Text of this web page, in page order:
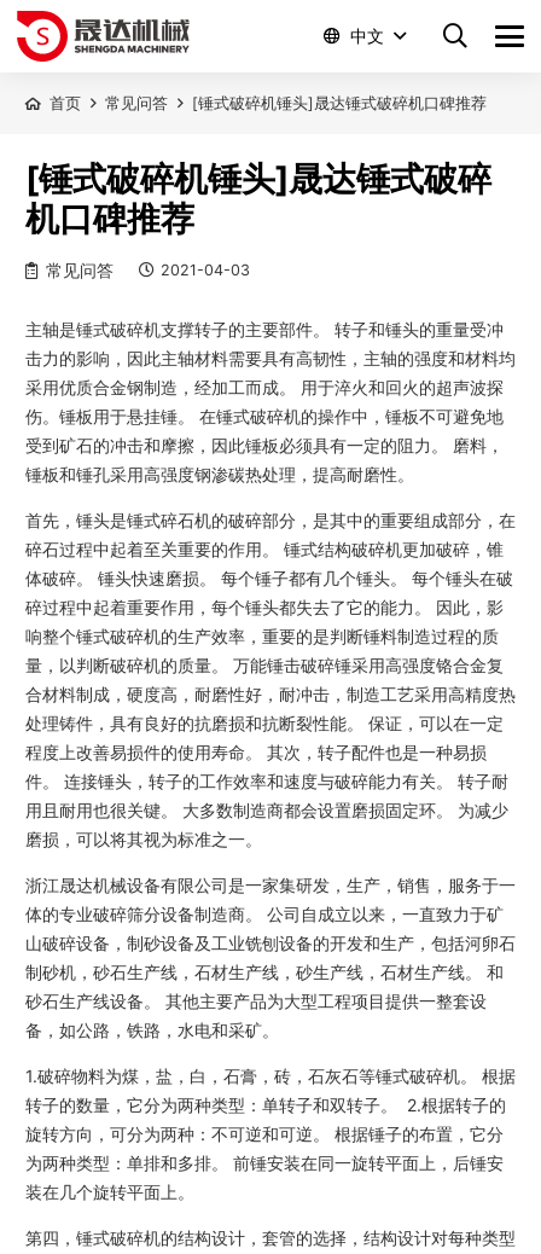
中文
首页 常见问答 [锤式破碎机锤头]晟达锤式破碎机口碑推荐
[锤式破碎机锤头]晟达锤式破碎
机口碑推荐
常见问答 2021-04-03
主轴是锤式破碎机支撑转子的主要部件。 转子和锤头的重量受冲
击力的影响，因此主轴材料需要具有高韧性，主轴的强度和材料均
采用优质合金钢制造，经加工而成。 用于淬火和回火的超声波探
伤。锤板用于悬挂锤。 在锤式破碎机的操作中，锤板不可避免地
受到矿石的冲击和摩擦，因此锤板必须具有一定的阻力。 磨料，
锤板和锤孔采用高强度钢渗碳热处理，提高耐磨性。
首先，锤头是锤式碎石机的破碎部分，是其中的重要组成部分，在
碎石过程中起着至关重要的作用。 锤式结构破碎机更加破碎，锥
体破碎。 锤头快速磨损。 每个锤子都有几个锤头。 每个锤头在破
碎过程中起着重要作用，每个锤头都失去了它的能力。 因此，影
响整个锤式破碎机的生产效率，重要的是判断锤料制造过程的质
量，以判断破碎机的质量。 万能锤击破碎锤采用高强度铬合金复
合材料制成，硬度高，耐磨性好，耐冲击，制造工艺采用高精度热
处理铸件，具有良好的抗磨损和抗断裂性能。 保证，可以在一定
程度上改善易损件的使用寿命。 其次，转子配件也是一种易损
件。 连接锤头，转子的工作效率和速度与破碎能力有关。 转子耐
用且耐用也很关键。 大多数制造商都会设置磨损固定环。 为减少
磨损，可以将其视为标准之一。
浙江晟达机械设备有限公司是一家集研发，生产，销售，服务于一
体的专业破碎筛分设备制造商。 公司自成立以来，一直致力于矿
山破碎设备，制砂设备及工业铣刨设备的开发和生产，包括河卵石
制砂机，砂石生产线，石材生产线，砂生产线，石材生产线。 和
砂石生产线设备。 其他主要产品为大型工程项目提供一整套设
备，如公路，铁路，水电和采矿。
1.破碎物料为煤，盐，白，石膏，砖，石灰石等锤式破碎机。 根据
转子的数量，它分为两种类型：单转子和双转子。 2.根据转子的
旋转方向，可分为两种：不可逆和可逆。 根据锤子的布置，它分
为两种类型：单排和多排。 前锤安装在同一旋转平面上，后锤安
装在几个旋转平面上。
第四，锤式破碎机的结构设计，套管的选择，结构设计对每种类型